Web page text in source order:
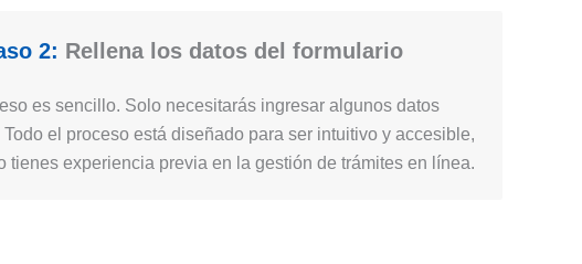
2: Rellena los datos del formulario
es sencillo. Solo necesitarás ingresar algunos datos
el proceso está diseñado para ser intuitivo y accesible,
tienes experiencia previa en la gestión de trámites en línea.